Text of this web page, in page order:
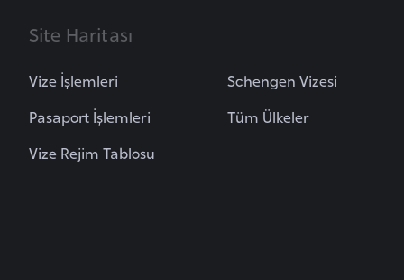
Site Haritası
Vize İşlemleri
Pasaport İşlemleri
Vize Rejim Tablosu
Schengen Vizesi
Tüm Ülkeler
s
e
l